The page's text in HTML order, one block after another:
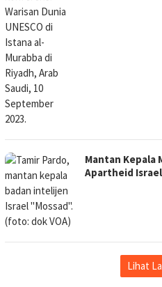
Mantan Kepala
Apartheid
Lihat